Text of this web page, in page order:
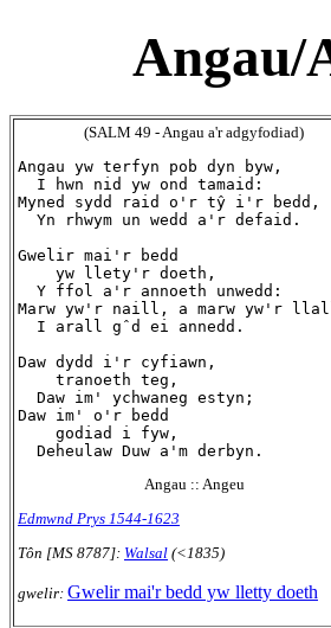
Angau/
(SALM 49 - Angau a'r adgyfodiad)
Angau yw terfyn pob dyn byw,
  I hwn nid yw ond tamaid:
Myned sydd raid o'r tŷ i'r bedd,
  Yn rhwym un wedd a'r defaid.
Gwelir mai'r bedd
    yw llety'r doeth,
  Y ffol a'r annoeth unwedd:
Marw yw'r naill, a marw yw'r
  I arall gˆd ei annedd.
Daw dydd i'r cyfiawn,
    tranoeth teg,
  Daw im' ychwaneg estyn;
Daw im' o'r bedd
    godiad i fyw,
Angau :: Angeu
Edmwnd Prys 1544-1623
Tôn [MS 8787]: Walsal (<1835)
gwelir: Gwelir mai'r bedd yw lletty doeth